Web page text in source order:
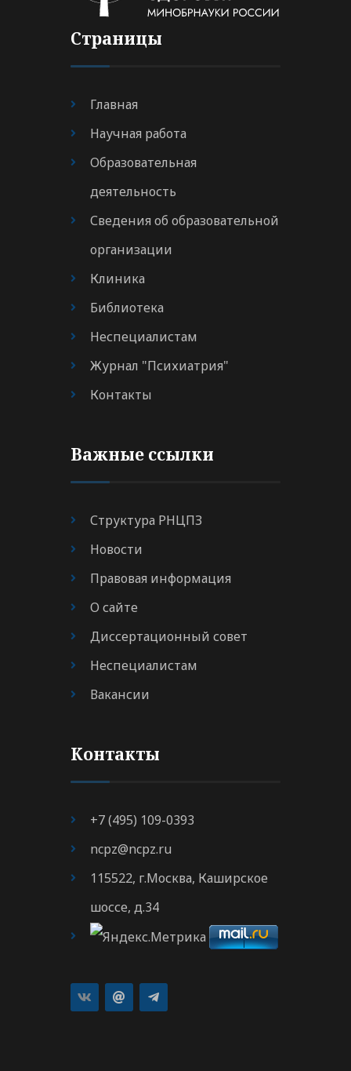
Страницы
Главная
Научная работа
Образовательная
деятельность
Сведения об образовательной
организации
Клиника
Библиотека
Неспециалистам
Журнал "Психиатрия"
Контакты
Важные ссылки
Структура РНЦПЗ
Новости
Правовая информация
О сайте
Диссертационный совет
Неспециалистам
Вакансии
Контакты
+7 (495) 109-0393
ncpz@ncpz.ru
115522, г.Москва, Каширское
шоссе, д.34